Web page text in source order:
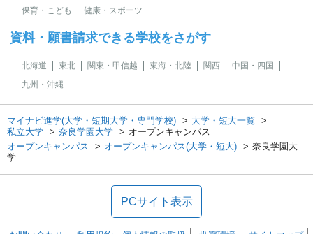
保育・こども
健康・スポーツ
資料・願書請求できる学校をさがす
北海道 東北 関東・甲信越 東海・北陸 関西
中国・四国
九州・沖縄
マイナビ進学(大学・短期大学・専門学校)
大学・短大一覧
私立大学
奈良学園大学
オープンキャンパス
オープンキャンパス
オープンキャンパス(大学・短大)
奈良学園大
学
PCサイト表示